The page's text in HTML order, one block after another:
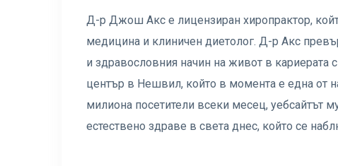
Д-р Джош Акс е лицензиран хиропрактор,
медицина и клиничен диетолог. Д-р Акс
и здравословния начин на живот в кариерата
център в Нешвил, който в момента е една от
милиона посетители всеки месец, уебсайтът
естествено здраве в света днес, който се